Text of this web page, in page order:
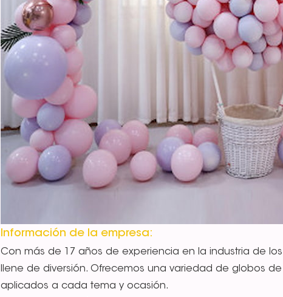
Información de la empresa:
Con más de 17 años de experiencia en la industria de
llene de diversión. Ofrecemos una variedad de globos
aplicados a cada tema y ocasión.